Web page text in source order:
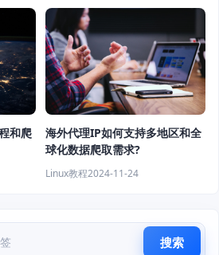
和爬
海外代理IP如何支持多地区和全
球化数据爬取需求?
Linux教程2024-11-24
搜索